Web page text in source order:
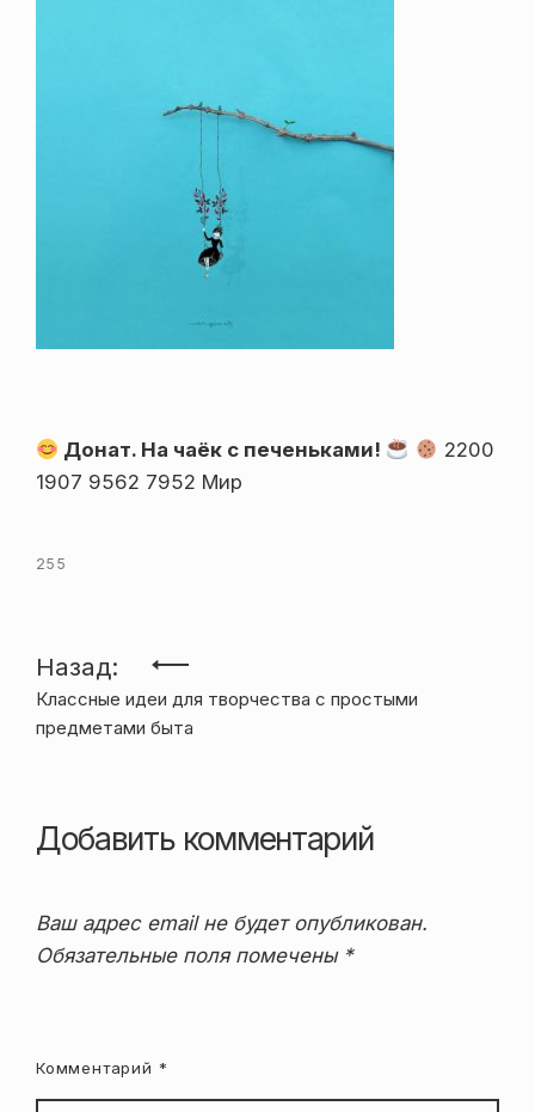
Донат. На чаёк с печеньками!
2200
1907 9562 7952 Мир
255
Навигация
по
Назад:
Классные идеи для творчества с простыми
предметами быта
Добавить комментарий
Ваш адрес email не будет опубликован.
Обязательные поля помечены *
Комментарий *